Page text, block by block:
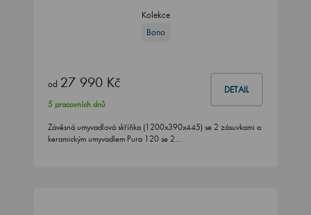
Kolekce
Bono
od 27 990 Kč DETAIL
5 pracovních dnů
Závěsná umyvadlová skříňka (1200x390x445) se 2 zásuvkami a
keramickým umyvadlem Pura 120 se 2…